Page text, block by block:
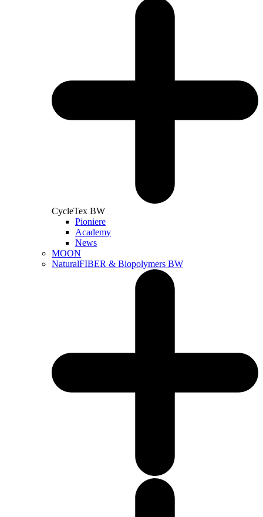
CycleTex BW
Pioniere
Academy
News
MOON
NaturalFIBER & Biopolymers BW